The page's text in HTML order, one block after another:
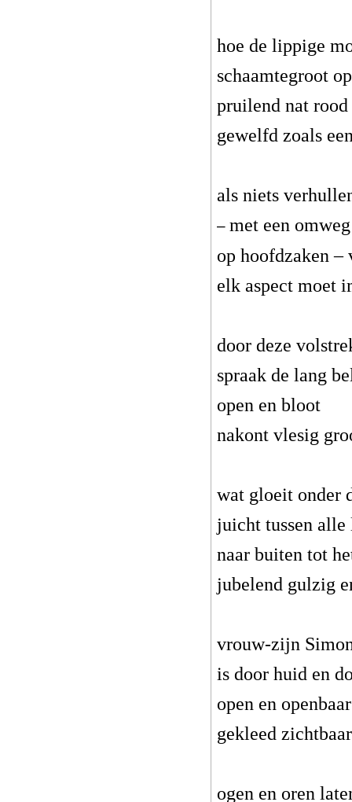
hoe de lippige
schaamtegroot
pruilend nat rood
gewelfd zoals
als niets
– met een
op hoofdzaken –
elk aspect moet
door deze
spraak de lang
open en bloot
nakont vlesig
wat gloeit onder
juicht tussen
naar buiten tot
jubelend gulzig
vrouw-zijn
is door huid en
open en openbaar
gekleed zichtbaar
ogen en oren